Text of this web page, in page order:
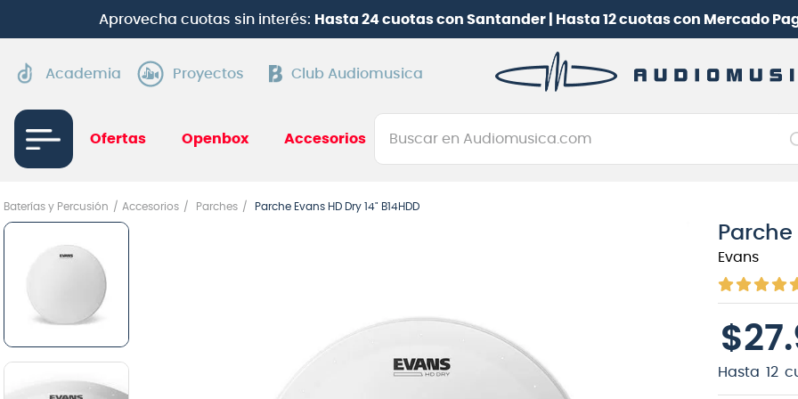
Aprovecha cuotas sin interés: Hasta 24 cuotas con Santander | Hasta 12 cuotas con Mercado
Academia Proyectos Club Audiomusica
Ofertas Openbox Accesorios
Buscar en Audiomusica.com
Baterías y Percusión Accesorios Parches Parche Evans HD Dry 14" B14HDD
Parche
Evans
$27.
Hasta 12
1 .
guitarra electrica
guitarra